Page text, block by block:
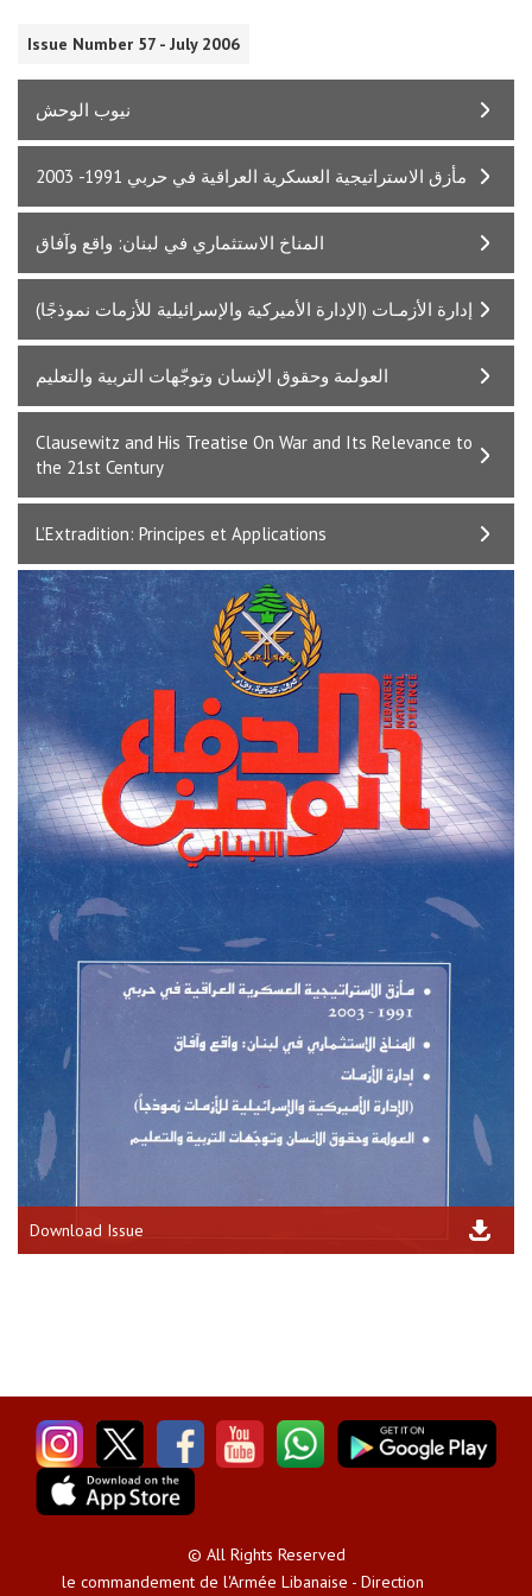
Issue Number 57 - July 2006
نيوب الوحش
مأزق الاستراتيجية العسكرية العراقية في حربي 1991- 2003
المناخ الاستثماري في لبنان: واقع وآفاق
إدارة الأزمـات (الإدارة الأميركية والإسرائيلية للأزمات نموذجًا)
العولمة وحقوق الإنسان وتوجّهات التربية والتعليم
Clausewitz and His Treatise On War and Its Relevance to
the 21st Century
L’Extradition: Principes et Applications
Download Issue
© All Rights Reserved
le commandement de l'Armée Libanaise - Direction